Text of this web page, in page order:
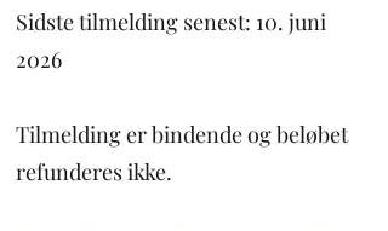
Sidste tilmelding senest: 10. juni
2026
Tilmelding er bindende og beløbet
refunderes ikke.